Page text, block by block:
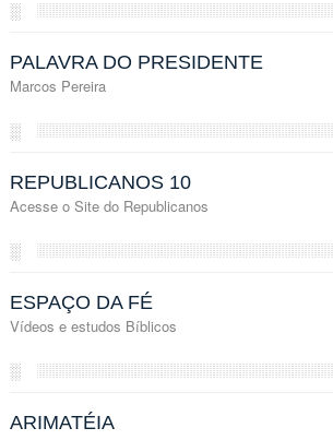
░
PALAVRA DO PRESIDENTE
Marcos Pereira
░
REPUBLICANOS 10
Acesse o Site do Republicanos
░
ESPAÇO DA FÉ
Vídeos e estudos Bíblicos
░
ARIMATÉIA